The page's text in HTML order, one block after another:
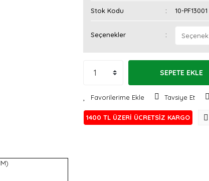
Stok Kodu 10-PF13001
Seçenekler
SEPETE EKLE
Tavsiye Et
1400 TL ÜZERİ ÜCRETSİZ KARGO